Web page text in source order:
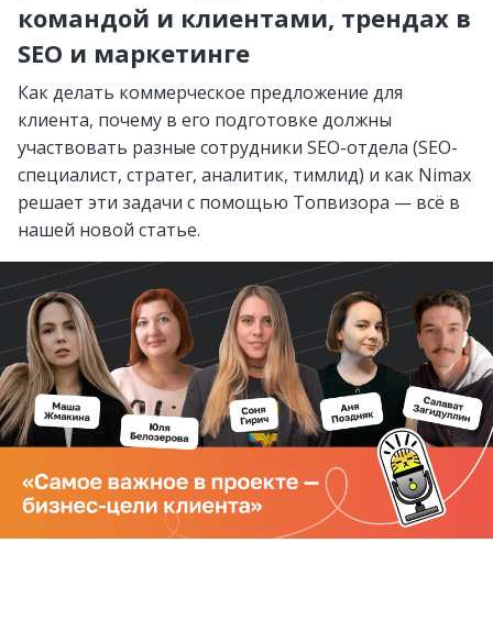
командой и клиентами, трендах в
SEO и маркетинге
Как делать коммерческое предложение для
клиента, почему в его подготовке должны
участвовать разные сотрудники SEO-отдела (SEO-
специалист, стратег, аналитик, тимлид) и как Nimax
решает эти задачи с помощью Топвизора — всё в
нашей новой статье.